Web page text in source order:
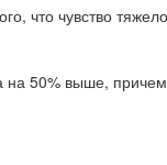
что чувство
на 50% выше, причем